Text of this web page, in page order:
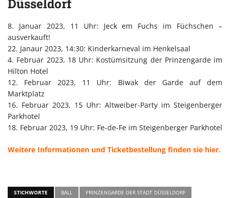
Düsseldorf
8. Januar 2023, 11 Uhr: Jeck em Fuchs im Füchschen –
ausverkauft!
22. Janaur 2023, 14:30: Kinderkarneval im Henkelsaal
4. Februar 2023, 18 Uhr: Kostümsitzung der Prinzengarde im
Hilton Hotel
12. Februar 2023, 11 Uhr: Biwak der Garde auf dem
Marktplatz
16. Februar 2023, 15 Uhr: Altweiber-Party im Steigenberger
Parkhotel
18. Februar 2023, 19 Uhr: Fe-de-Fe im Steigenberger Parkhotel
Weitere Informationen und Ticketbestellung finden sie hier.
STICHWORTE BALL PRINZENGARDE DER STADT DÜSSELDORF